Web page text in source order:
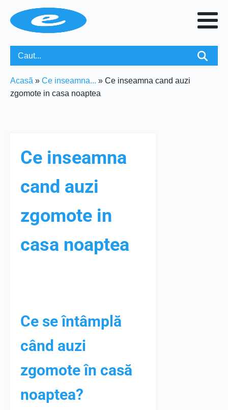
Acasã » Ce inseamna... » Ce inseamna cand auzi
zgomote in casa noaptea
Ce inseamna
cand auzi
zgomote in
casa noaptea
Ce se întâmplă
când auzi
zgomote în casă
noaptea?